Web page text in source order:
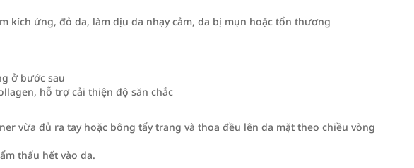
kích ứng, đỏ da, làm dịu da nhạy cảm, da bị mụn hoặc tổn thương
ở bước sau
hỗ trợ cải thiện độ săn chắc
vừa đủ ra tay hoặc bông tẩy trang và thoa đều lên da mặt theo chiều vòng
thấu hết vào da.